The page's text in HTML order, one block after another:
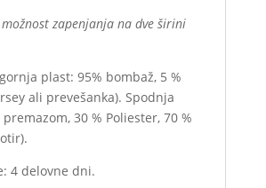
zapenjanja na dve širini
plast: 95% bombaž, 5 %
ali prevešanka). Spodnja
premazom, 30 % Poliester, 70 %
4 delovne dni.